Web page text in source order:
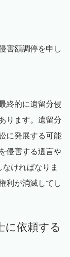
害額調停を申し
終的に遺留分侵
ります。遺留分
に発展する可能
侵害する遺言や
ければなりま
利が消滅してし
に依頼する